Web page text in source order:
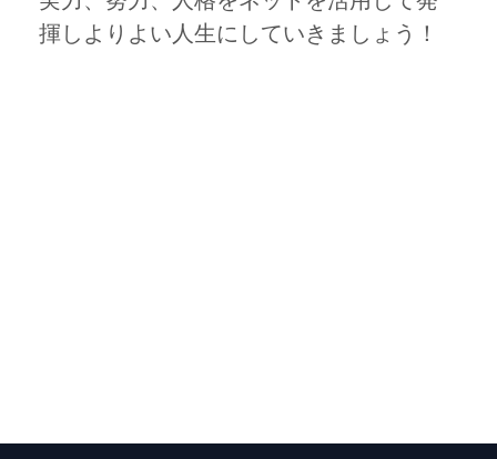
揮しよりよい人生にしていきましょう！